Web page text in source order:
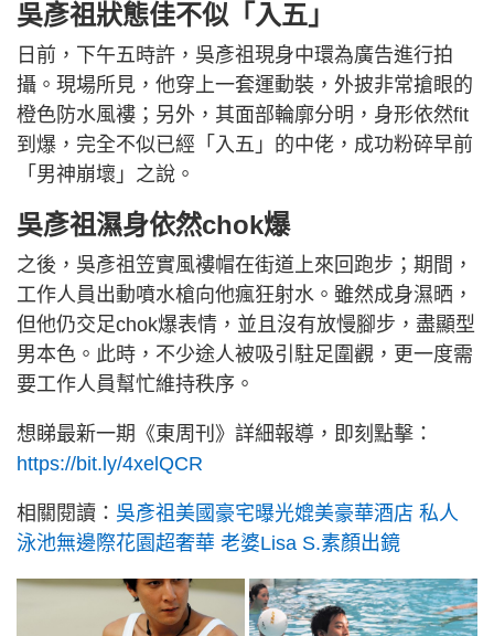
吳彥祖狀態佳不似「入五」
日前，下午五時許，吳彥祖現身中環為廣告進行拍
攝。現場所見，他穿上一套運動裝，外披非常搶眼的
橙色防水風褸；另外，其面部輪廓分明，身形依然fit
到爆，完全不似已經「入五」的中佬，成功粉碎早前
「男神崩壞」之說。
吳彥祖濕身依然chok爆
之後，吳彥祖笠實風褸帽在街道上來回跑步；期間，
工作人員出動噴水槍向他瘋狂射水。雖然成身濕晒，
但他仍交足chok爆表情，並且沒有放慢腳步，盡顯型
男本色。此時，不少途人被吸引駐足圍觀，更一度需
要工作人員幫忙維持秩序。
想睇最新一期《東周刊》詳細報導，即刻點擊：
https://bit.ly/4xelQCR
相關閱讀： 吳彥祖美國豪宅曝光媲美豪華酒店 私人
泳池無邊際花園超奢華 老婆Lisa S.素顏出鏡